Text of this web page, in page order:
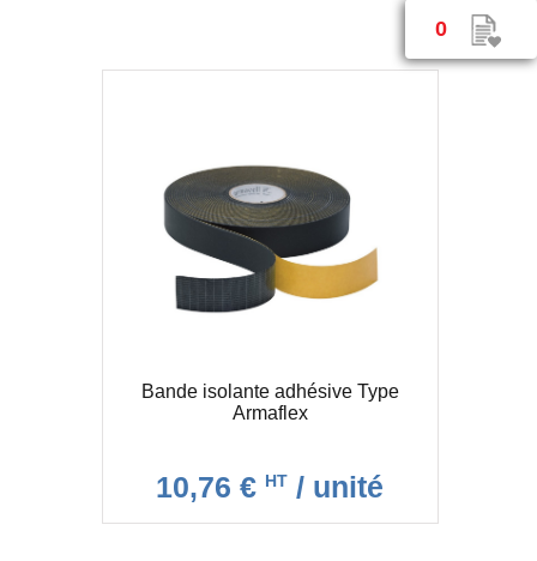
0
Bande isolante adhésive Type
Armaflex
10,76 € HT / unité